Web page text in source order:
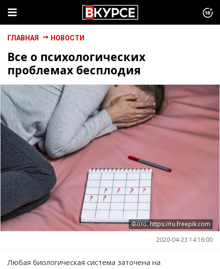
ГЛАВНАЯ НОВОСТИ
Все о психологических
проблемах бесплодия
Фото: https://ru.freepik.com
2020-04-23 14:16:00
Любая биологическая система заточена на